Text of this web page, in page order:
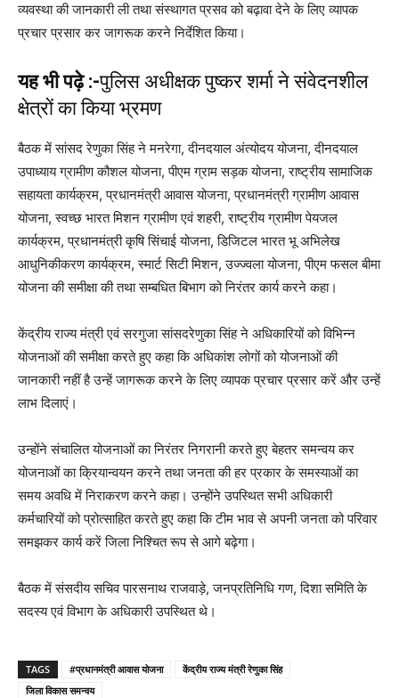
व्यवस्था की जानकारी ली तथा संस्थागत प्रसव को बढ़ावा देने के लिए व्यापक
प्रचार प्रसार कर जागरूक करने निर्देशित किया।
यह भी पढ़े :-पुलिस अधीक्षक पुष्कर शर्मा ने संवेदनशील
क्षेत्रों का किया भ्रमण
बैठक में सांसद रेणुका सिंह ने मनरेगा, दीनदयाल अंत्योदय योजना, दीनदयाल
उपाध्याय ग्रामीण कौशल योजना, पीएम ग्राम सड़क योजना, राष्ट्रीय सामाजिक
सहायता कार्यक्रम, प्रधानमंत्री आवास योजना, प्रधानमंत्री ग्रामीण आवास
योजना, स्वच्छ भारत मिशन ग्रामीण एवं शहरी, राष्ट्रीय ग्रामीण पेयजल
कार्यक्रम, प्रधानमंत्री कृषि सिंचाई योजना, डिजिटल भारत भू अभिलेख
आधुनिकीकरण कार्यक्रम, स्मार्ट सिटी मिशन, उज्ज्वला योजना, पीएम फसल बीमा
योजना की समीक्षा की तथा सम्बधित बिभाग को निरंतर कार्य करने कहा।
केंद्रीय राज्य मंत्री एवं सरगुजा सांसदरेणुका सिंह ने अधिकारियों को विभिन्न
योजनाओं की समीक्षा करते हुए कहा कि अधिकांश लोगों को योजनाओं की
जानकारी नहीं है उन्हें जागरूक करने के लिए व्यापक प्रचार प्रसार करें और उन्हें
लाभ दिलाएं।
उन्होंने संचालित योजनाओं का निरंतर निगरानी करते हुए बेहतर समन्वय कर
योजनाओं का क्रियान्वयन करने तथा जनता की हर प्रकार के समस्याओं का
समय अवधि में निराकरण करने कहा। उन्होंने उपस्थित सभी अधिकारी
कर्मचारियों को प्रोत्साहित करते हुए कहा कि टीम भाव से अपनी जनता को परिवार
समझकर कार्य करें जिला निश्चित रूप से आगे बढ़ेगा।
बैठक में संसदीय सचिव पारसनाथ राजवाड़े, जनप्रतिनिधि गण, दिशा समिति के
सदस्य एवं विभाग के अधिकारी उपस्थित थे।
TAGS #प्रधानमंत्री आवास योजना
केंद्रीय राज्य मंत्री रेणुका सिंह
जिला विकास समन्वय